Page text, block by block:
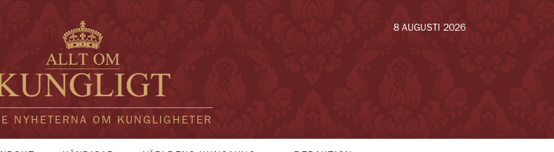
NYHETERNA OM KUNGLIGHETER
8 AUGUSTI 2026